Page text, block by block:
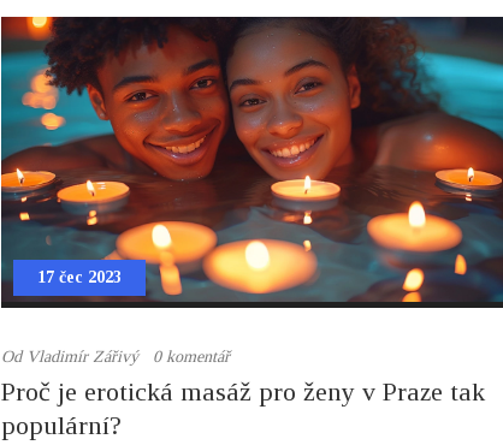
zkušenost velmi vzrušující a osvěžující. Taková forma masáže
může být ideálním způsobem, jak prohloubit relaxaci a
objevit nové dimenze wellness.
17 čec 2023
Od Vladimír Zářivý 0 komentář
Proč je erotická masáž pro ženy v Praze tak
populární?